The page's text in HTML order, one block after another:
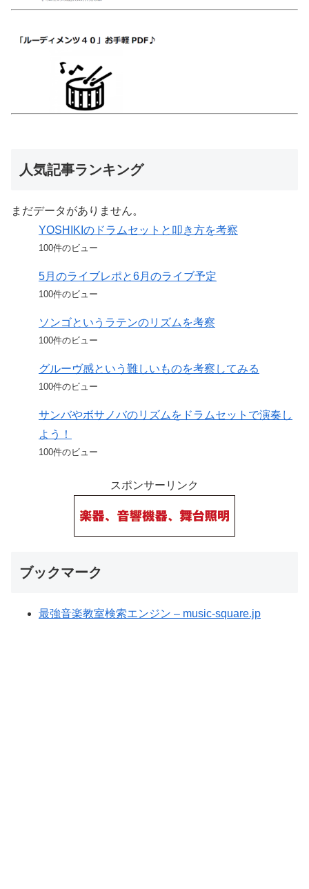
人気記事ランキング
まだデータがありません。
YOSHIKIのドラムセットと叩き方を考察
100件のビュー
5月のライブレポと6月のライブ予定
100件のビュー
ソンゴというラテンのリズムを考察
100件のビュー
グルーヴ感という難しいものを考察してみる
100件のビュー
サンバやボサノバのリズムをドラムセットで演奏し
よう！
100件のビュー
スポンサーリンク
ブックマーク
最強音楽教室検索エンジン – music-square.jp